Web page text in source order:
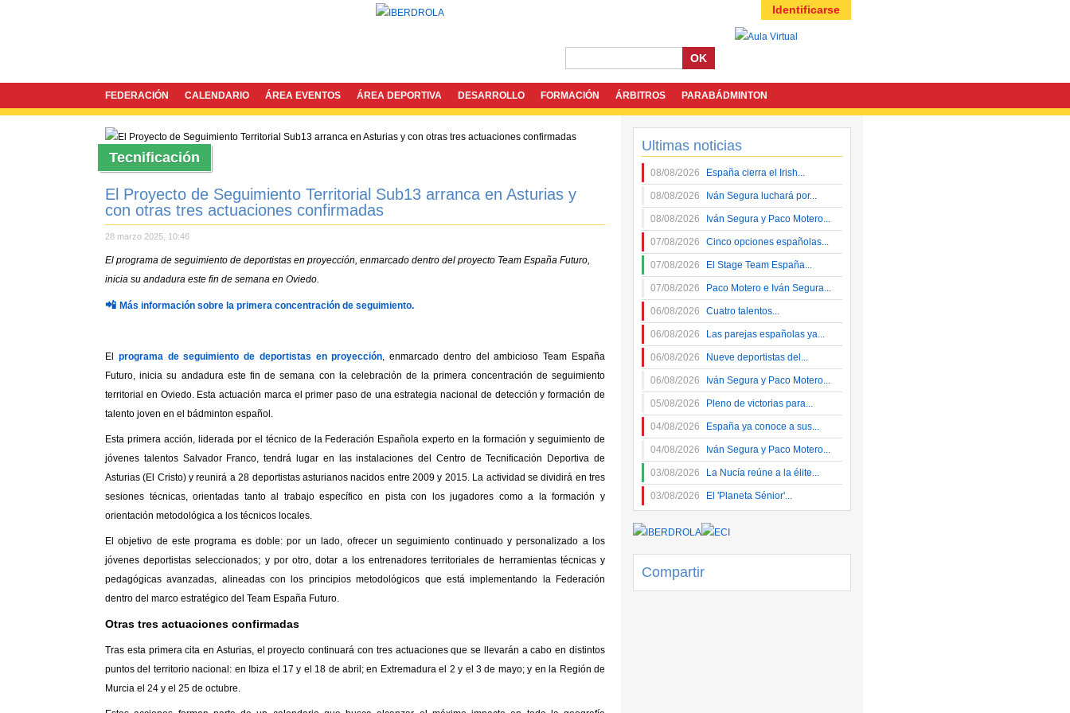
Identificarse
OK
FEDERACIÓN CALENDARIO ÁREA EVENTOS ÁREA DEPORTIVA DESARROLLO FORMACIÓN ÁRBITROS PARABÁDMINTON
Tecnificación
El Proyecto de Seguimiento Territorial Sub13 arranca en Asturias y
con otras tres actuaciones confirmadas
28 marzo 2025, 10:46
El programa de seguimiento de deportistas en proyección, enmarcado dentro del proyecto Team España Futuro,
inicia su andadura este fin de semana en Oviedo.
📲 Más información sobre la primera concentración de seguimiento.
El programa de seguimiento de deportistas en proyección, enmarcado dentro del ambicioso Team España
Futuro, inicia su andadura este fin de semana con la celebración de la primera concentración de seguimiento
territorial en Oviedo. Esta actuación marca el primer paso de una estrategia nacional de detección y formación de
talento joven en el bádminton español.
Esta primera acción, liderada por el técnico de la Federación Española experto en la formación y seguimiento de
jóvenes talentos Salvador Franco, tendrá lugar en las instalaciones del Centro de Tecnificación Deportiva de
Asturias (El Cristo) y reunirá a 28 deportistas asturianos nacidos entre 2009 y 2015. La actividad se dividirá en tres
sesiones técnicas, orientadas tanto al trabajo específico en pista con los jugadores como a la formación y
orientación metodológica a los técnicos locales.
El objetivo de este programa es doble: por un lado, ofrecer un seguimiento continuado y personalizado a los
jóvenes deportistas seleccionados; y por otro, dotar a los entrenadores territoriales de herramientas técnicas y
pedagógicas avanzadas, alineadas con los principios metodológicos que está implementando la Federación
dentro del marco estratégico del Team España Futuro.
Otras tres actuaciones confirmadas
Tras esta primera cita en Asturias, el proyecto continuará con tres actuaciones que se llevarán a cabo en distintos
puntos del territorio nacional: en Ibiza el 17 y el 18 de abril; en Extremadura el 2 y el 3 de mayo; y en la Región de
Murcia el 24 y el 25 de octubre.
Ultimas noticias
08/08/2026 España cierra el Irish...
08/08/2026 Iván Segura luchará por...
08/08/2026 Iván Segura y Paco Motero...
07/08/2026 Cinco opciones españolas...
07/08/2026 El Stage Team España...
07/08/2026 Paco Motero e Iván Segura...
06/08/2026 Cuatro talentos...
06/08/2026 Las parejas españolas ya...
06/08/2026 Nueve deportistas del...
06/08/2026 Iván Segura y Paco Motero...
05/08/2026 Pleno de victorias para...
04/08/2026 España ya conoce a sus...
04/08/2026 Iván Segura y Paco Motero...
03/08/2026 La Nucía reúne a la élite...
03/08/2026 El 'Planeta Sénior'...
Compartir